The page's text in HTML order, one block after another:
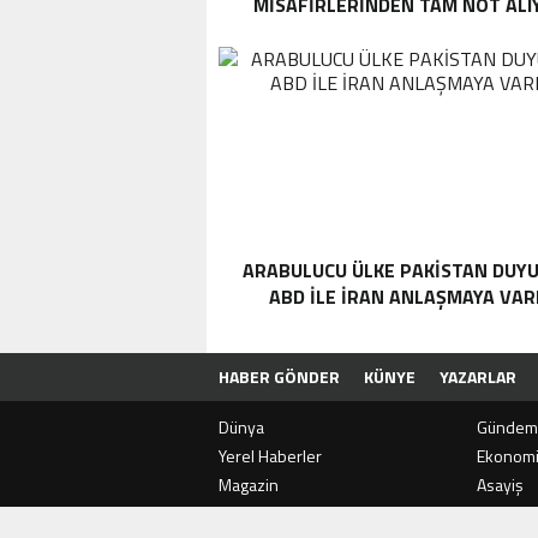
ARABULUCU ÜLKE PAKISTAN
ABD ILE İRAN ANLAŞMAYA
HABER GÖNDER KÜNYE YAZARLAR
Dünya
Gündem
Yerel Haberler
Ekonomi
Magazin
Asayiş
Teknoloji
Sağlık